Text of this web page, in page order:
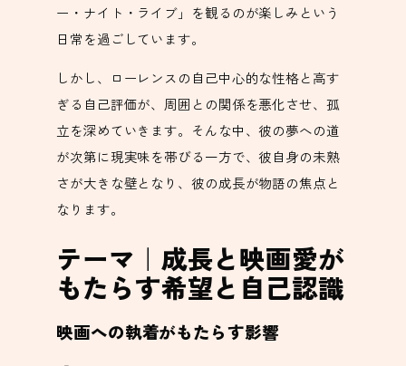
ー・ナイト・ライブ」を観るのが楽しみという
日常を過ごしています。
しかし、ローレンスの自己中心的な性格と高す
ぎる自己評価が、周囲との関係を悪化させ、孤
立を深めていきます。そんな中、彼の夢への道
が次第に現実味を帯びる一方で、彼自身の未熟
さが大きな壁となり、彼の成長が物語の焦点と
なります。
テーマ｜成長と映画愛が
もたらす希望と自己認識
映画への執着がもたらす影響